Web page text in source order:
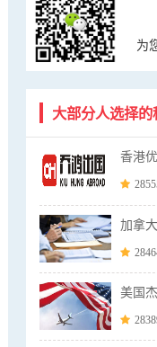
为
大部分人选择的
香港
美国